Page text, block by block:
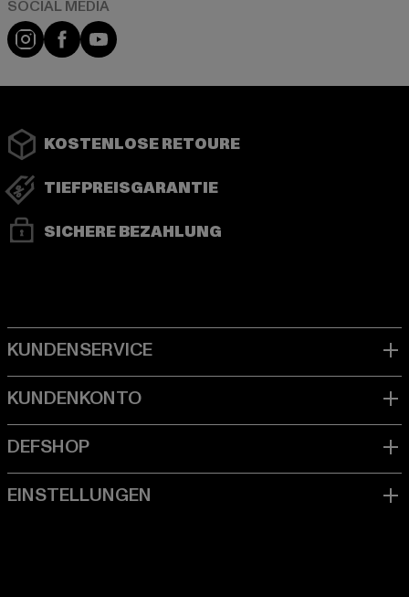
Instagram
FacebookYouTube
KOSTENLOSE RETOURE
TIEFPREISGARANTIE
SICHERE BEZAHLUNG